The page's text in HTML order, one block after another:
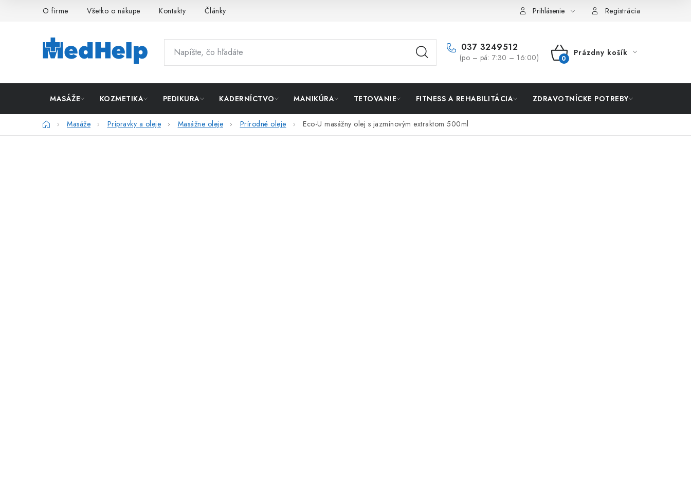
O firme Všetko o nákupe Kontakty Články Prihlásenie Registrácia
037 3249512
(po – pá: 7:30 – 16:00)
NÁKUPNÝ
Prázdny košík
MASÁŽE KOZMETIKA PEDIKURA KADERNÍCTVO MANIKÚRA TETOVANIE FITNESS A REHABILITÁCIA ZDRAVOTNÍCKE POTREBY
DomovMasáže Prípravky a oleje Masážne oleje Prírodné oleje Eco-U masážny olej s jazmínovým extraktom 500ml